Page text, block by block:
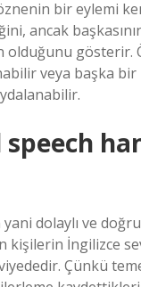
bir eylemi
ancak
olduğunu gösterir.
veya başka bir
dolaylı ve
kişilerin İngilizce
Çünkü